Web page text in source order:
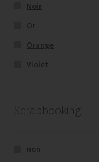
Noir
Or
Orange
Violet
Scrapbooking
non